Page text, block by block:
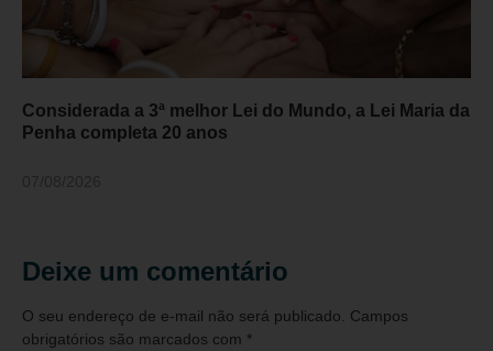
Considerada a 3ª melhor Lei do Mundo, a Lei Maria da
Penha completa 20 anos
Deixe um comentário
O seu endereço de e-mail não será publicado.
Campos
obrigatórios são marcados com *